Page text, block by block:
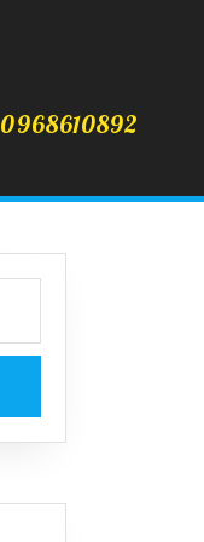
0968610892